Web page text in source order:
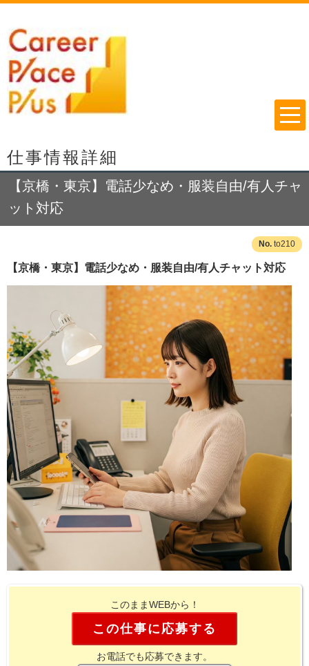
仕事情報詳細
【京橋・東京】電話少なめ・服装自由/有人チャ
ット対応
to210
【京橋・東京】電話少なめ・服装自由/有人チャット対応
このままWEBから！
この仕事に応募する
お電話でも応募できます。